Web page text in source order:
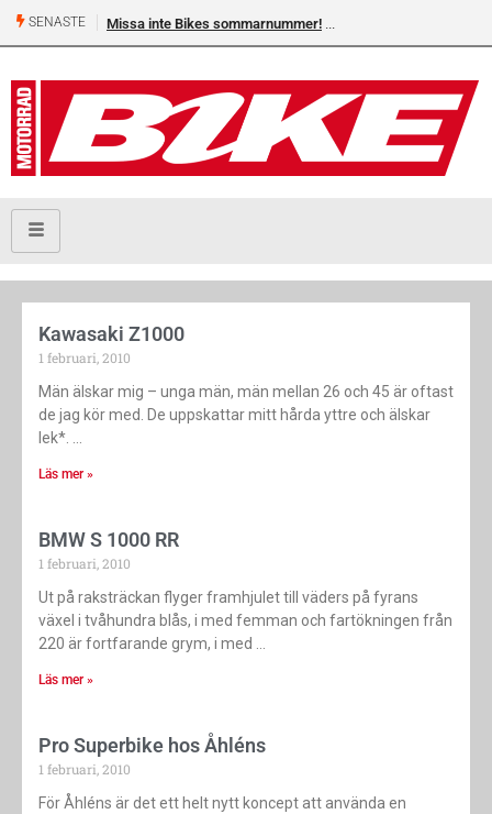
SENASTE Missa inte Bikes sommarnummer!
Kawasaki Z1000
1 februari, 2010
Män älskar mig – unga män, män mellan 26 och 45 är oftast
de jag kör med. De uppskattar mitt hårda yttre och älskar
lek*.
Läs mer »
BMW S 1000 RR
1 februari, 2010
Ut på raksträckan flyger framhjulet till väders på fyrans
växel i tvåhundra blås, i med femman och fartökningen från
220 är fortfarande grym, i med
Läs mer »
Pro Superbike hos Åhléns
1 februari, 2010
För Åhléns är det ett helt nytt koncept att använda en